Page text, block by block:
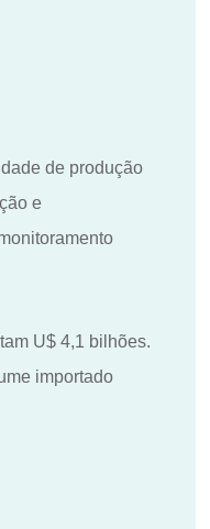
de produção
e
U$ 4,1 bilhões.
importado